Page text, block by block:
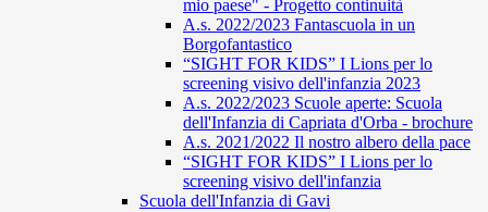
mio paese" - Progetto continuità
A.s. 2022/2023 Fantascuola in un
Borgofantastico
“SIGHT FOR KIDS” I Lions per lo
screening visivo dell'infanzia 2023
A.s. 2022/2023 Scuole aperte: Scuola
dell'Infanzia di Capriata d'Orba - brochure
A.s. 2021/2022 Il nostro albero della pace
“SIGHT FOR KIDS” I Lions per lo
screening visivo dell'infanzia
Scuola dell'Infanzia di Gavi